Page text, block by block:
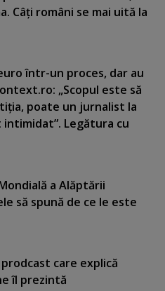
Câţi români se mai uită la
într-un proces, dar au
„Scopul este să
poate un jurnalist la
Legătura cu
a Alăptării
să spună de ce le este
care explică
îl prezintă